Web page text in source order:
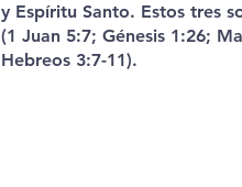
y Espíritu Santo. Estos tres
(1 Juan 5:7; Génesis 1:26;
Hebreos 3:7-11).